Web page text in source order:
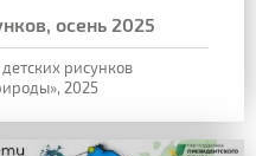
осень 2025
рисунков
2025